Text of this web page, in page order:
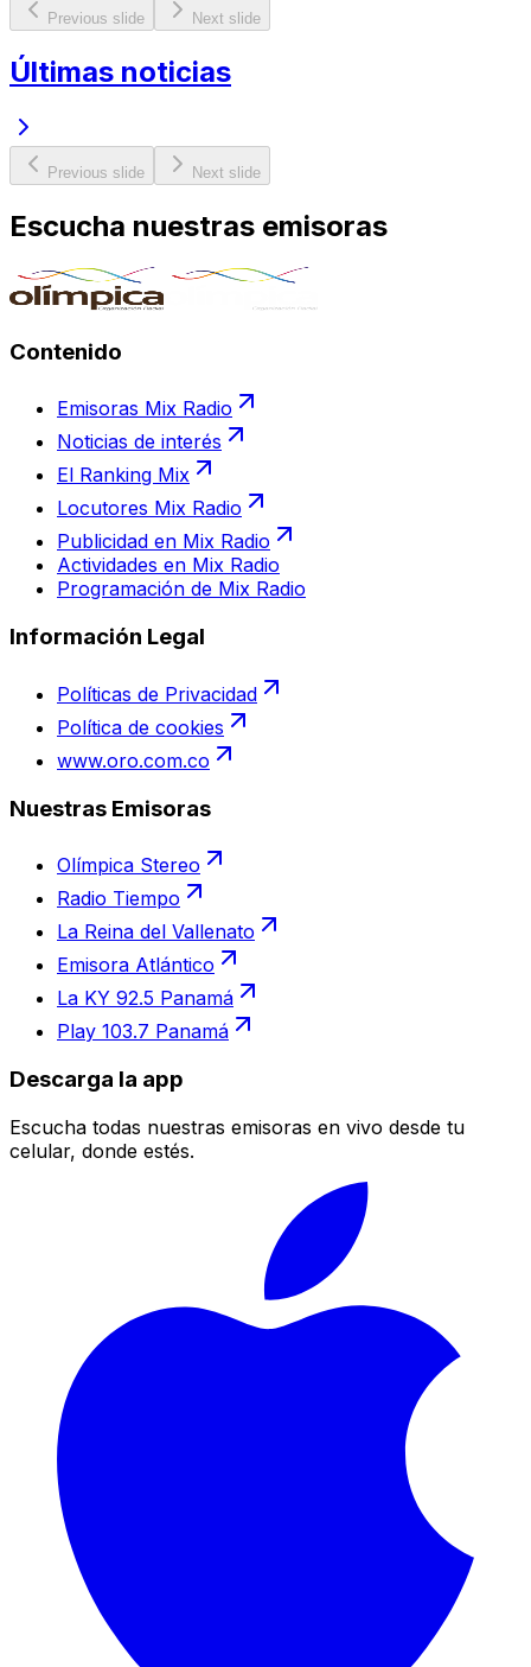
Previous slide Next slide
Últimas noticias
Previous slide Next slide
Escucha nuestras emisoras
Contenido
Emisoras Mix Radio
Noticias de interés
El Ranking Mix
Locutores Mix Radio
Publicidad en Mix Radio
Actividades en Mix Radio
Programación de Mix Radio
Información Legal
Políticas de Privacidad
Política de cookies
www.oro.com.co
Nuestras Emisoras
Olímpica Stereo
Radio Tiempo
La Reina del Vallenato
Emisora Atlántico
La KY 92.5 Panamá
Play 103.7 Panamá
Descarga la app
Escucha todas nuestras emisoras en vivo desde tu
celular, donde estés.